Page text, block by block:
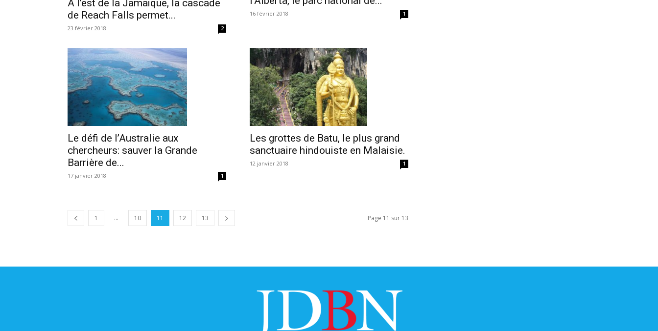
À l’est de la Jamaïque, la cascade
de Reach Falls permet...
23 février 2018 2
16 février 2018 1
Le défi de l’Australie aux
chercheurs: sauver la Grande
Barrière de...
17 janvier 2018 1
Les grottes de Batu, le plus grand
sanctuaire hindouiste en Malaisie.
12 janvier 2018 1
1 ... 10 11 12 13 Page 11 sur 13